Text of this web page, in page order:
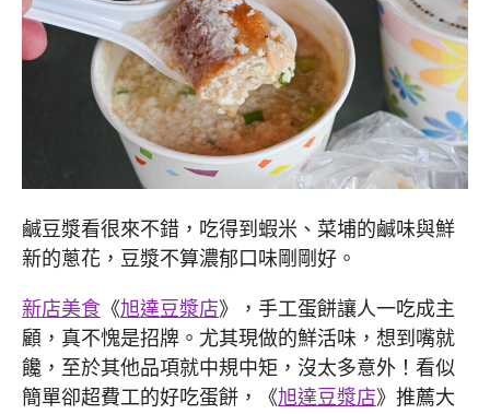
鹹豆漿看很來不錯，吃得到蝦米、菜埔的鹹味與鮮
新的蔥花，豆漿不算濃郁口味剛剛好。
新店美食 《旭達豆漿店》，手工蛋餅讓人一吃成主
顧，真不愧是招牌。尤其現做的鮮活味，想到嘴就
饞，至於其他品項就中規中矩，沒太多意外！看似
簡單卻超費工的好吃蛋餅，《旭達豆漿店》推薦大